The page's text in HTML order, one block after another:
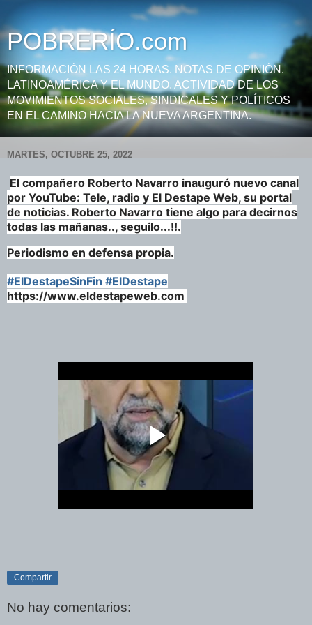
POBRERÍO.com
INFORMACIÓN LAS 24 HORAS. NOTAS DE OPINIÓN.
LATINOAMÉRICA Y EL MUNDO. ACTIVIDAD DE LOS
MOVIMIENTOS SOCIALES, SINDICALES Y POLÍTICOS
EN EL CAMINO HACIA LA NUEVA ARGENTINA.
MARTES, OCTUBRE 25, 2022
El compañero Roberto Navarro inauguró nuevo canal
por YouTube: Tele, radio y El Destape Web, su portal
de noticias. Roberto Navarro tiene algo para decirnos
todas las mañanas.., seguilo...!!.
Periodismo en defensa propia.
#ElDestapeSinFin #ElDestape
https://www.eldestapeweb.com
Compartir
No hay comentarios: